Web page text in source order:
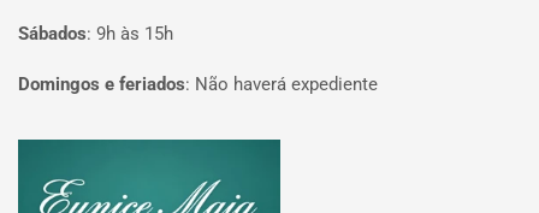
Sábados: 9h às 15h
Domingos e feriados: Não haverá expediente